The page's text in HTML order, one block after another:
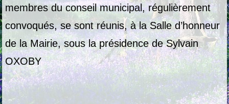
membres du conseil municipal, régulièrement
convoqués, se sont réunis, à la Salle d’honneur
de la Mairie, sous la présidence de Sylvain
OXOBY